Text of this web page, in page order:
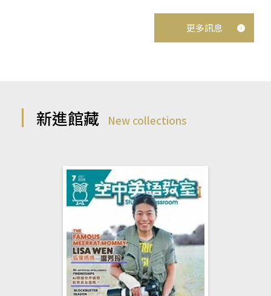
更多訊息
新進館藏 New collections